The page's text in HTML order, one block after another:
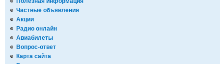
Частные объявления
Акции
Радио онлайн
Авиабилеты
Вопрос-ответ
Карта сайта